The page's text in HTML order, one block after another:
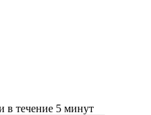
в течение 5 минут